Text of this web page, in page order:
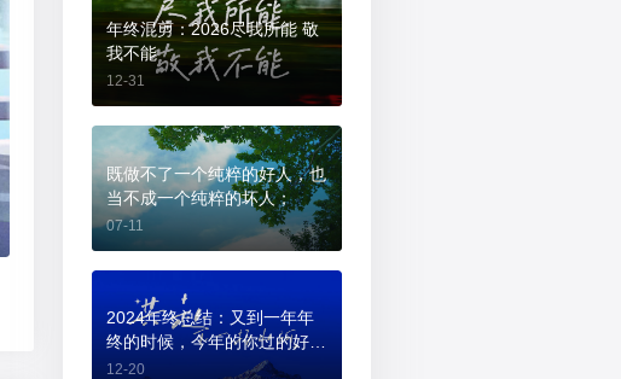
年终混剪：2026尽我所能 敬
我不能
12-31
既做不了一个纯粹的好人，也
当不成一个纯粹的坏人；
07-11
2024年终总结：又到一年年
终的时候，今年的你过的好
吗？
12-20